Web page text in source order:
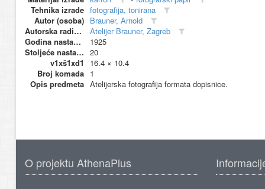
Tehnika izrade fotografija, tonirana
Autor (osoba) Brauner, Arnold
Autorska radionica (proizvođač)
Atelijer Brauner, Zagreb
Godina nastanka
1925
Stoljeće nastanka 20
v1xš1xd1
16.4 × 10.4
Broj komada 1
Opis predmeta Atelijerska fotografija formata dopisnice.
O projektu AthenaPlus